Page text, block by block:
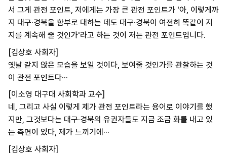
서 그게 관전 포인트, 저에게는 가장 큰 관전 포인트가 '아, 이렇게까
지 대구·경북을 함부로 대하는 데도 대구·경북이 여전히 똑같이 지
지를 계속해 줄 것인가'라고 하는 것이 저는 관전 포인트입니다.
[김상호 사회자]
옛날 같지 않은 모습을 보일 것이다, 보여줄 것인가를 관찰하는 것
이 관전 포인트다···
[이소영 대구대 사회학과 교수]
네, 그리고 사실 이렇게 제가 관전 포인트라는 용어로 이야기를 했
지만, 그것보다는 대구·경북의 유권자들도 지금 조금 화를 내고 있
는 측면이 있다, 제가 느끼기에···
[김상호 사회자]